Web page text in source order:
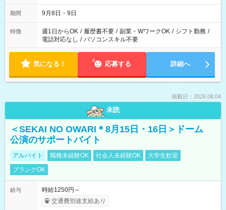
時間は変更となる可能性があります
期間 9月8日・9日
特徴 週1日からOK / 履歴書不要 / 副業・WワークOK / シフト勤務 /
電話対応なし / パソコンスキル不要
気になる！ 応募する 詳細へ
掲載日：2026.08.04
未読
＜SEKAI NO OWARI＊8月15日・16日＞ドーム
公演のサポートバイト
アルバイト 職種未経験OK 社会人未経験OK
大学生歓迎
ブランクOK
給与
時給1250円～
交通費別途支給あり